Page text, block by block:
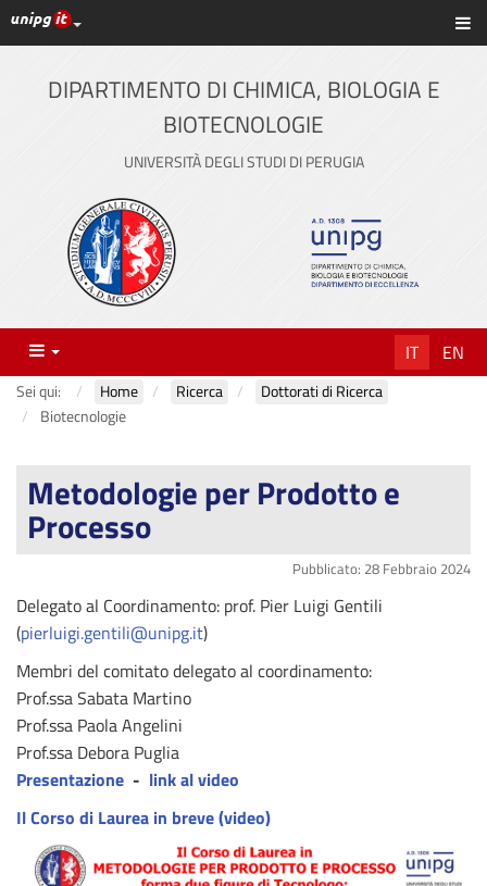
Vai
al
contenuto
principale
Link ai principali servizi web di Ateneo
DIPARTIMENTO DI CHIMICA, BIOLOGIA E
BIOTECNOLOGIE
UNIVERSITÀ DEGLI STUDI DI PERUGIA
Menu IT EN
Sei qui: Home Ricerca
Dottorati di Ricerca
Biotecnologie
Metodologie per Prodotto e
Processo
Pubblicato: 28 Febbraio 2024
Delegato al Coordinamento: prof. Pier Luigi Gentili
(pierluigi.gentili@unipg.it)
Membri del comitato delegato al coordinamento:
Prof.ssa Sabata Martino
Prof.ssa Paola Angelini
Prof.ssa Debora Puglia
Presentazione - link al video
Il Corso di Laurea in breve (video)